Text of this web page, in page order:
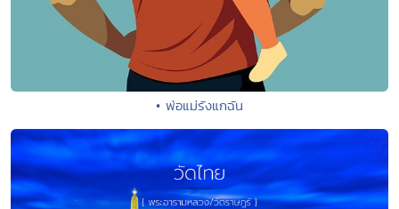
• พ่อแม่รังแกฉัน